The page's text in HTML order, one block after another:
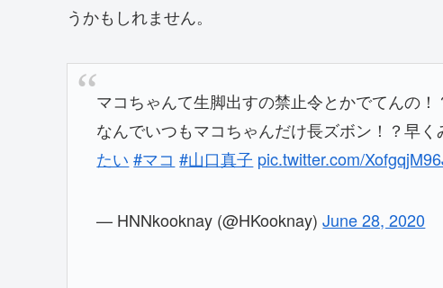
うかもしれません。
マコちゃんて生脚出すの禁止令とかでてんの！
なんでいつもマコちゃんだけ長ズボン！？早
たい #マコ #山口真子 pic.twitter.com/
— HNNkooknay (@HKooknay)June 28, 2020